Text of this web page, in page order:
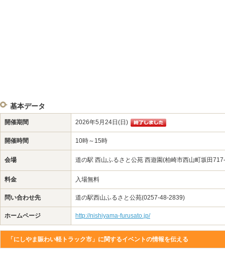
基本データ
開催期間 2026年5月24日(日)
開催時間 10時～15時
会場 道の駅 西山ふるさと公苑 西遊園(柏崎市西山町坂田
料金 入場無料
問い合わせ先 道の駅西山ふるさと公苑(0257-48-2839)
ホームページ http://nishiyama-furusato.jp/
「にしやま賑わい軽トラック市」に関するイベントの情報を伝える